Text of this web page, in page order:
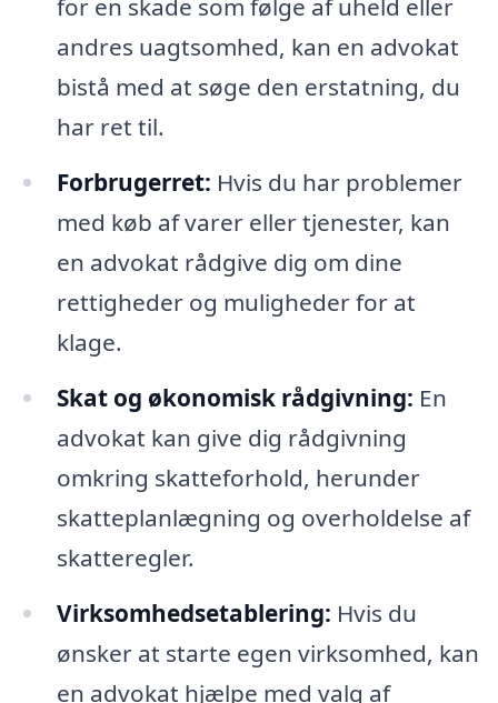
for en skade som følge af uheld eller
andres uagtsomhed, kan en advokat
bistå med at søge den erstatning, du
har ret til.
Forbrugerret: Hvis du har problemer
med køb af varer eller tjenester, kan
en advokat rådgive dig om dine
rettigheder og muligheder for at
klage.
Skat og økonomisk rådgivning: En
advokat kan give dig rådgivning
omkring skatteforhold, herunder
skatteplanlægning og overholdelse af
skatteregler.
Virksomhedsetablering: Hvis du
ønsker at starte egen virksomhed, kan
en advokat hjælpe med valg af